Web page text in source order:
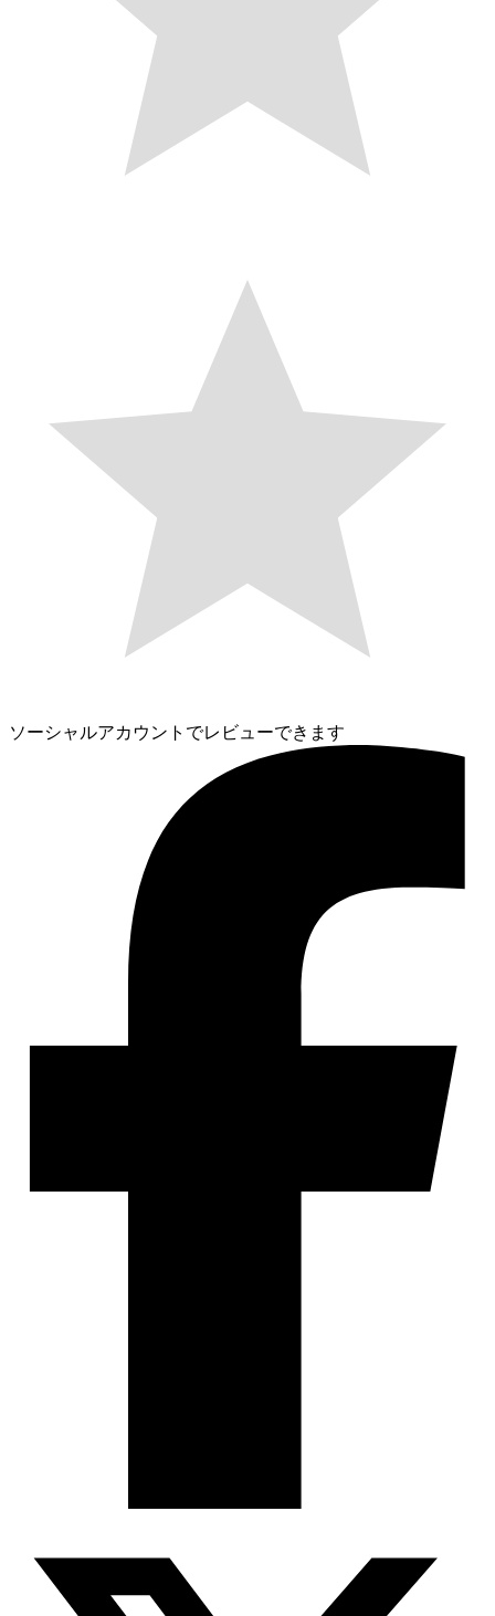
ソーシャルアカウントでレビューできます